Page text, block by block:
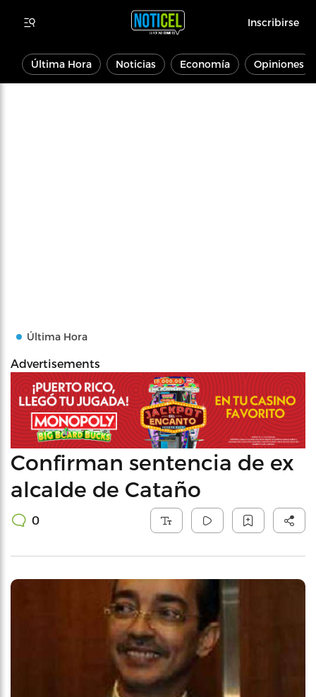
Inscribirse
Última Hora Noticias Economía Opiniones
Última Hora
Advertisements
Confirman sentencia de ex
alcalde de Cataño
0